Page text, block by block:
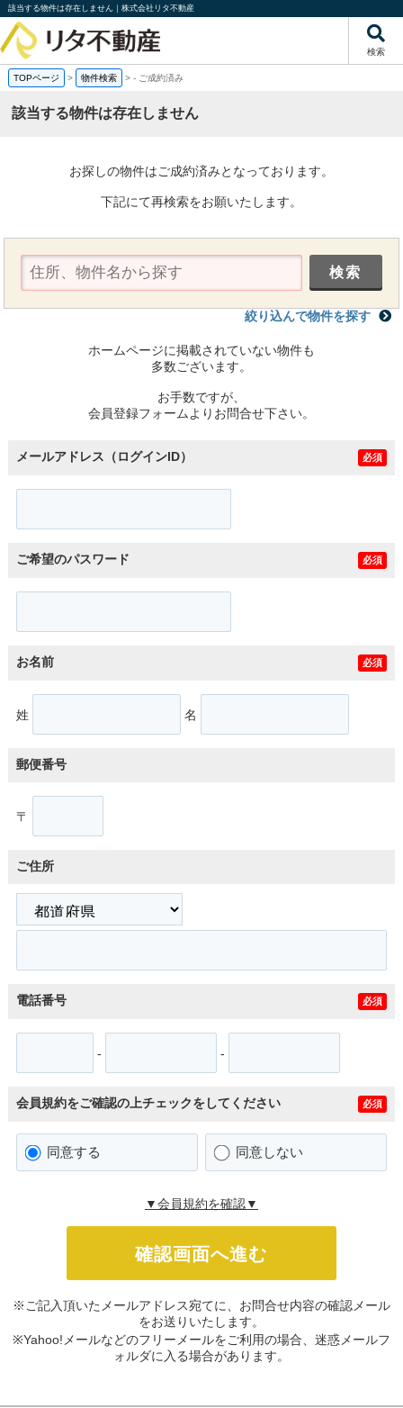
該当する物件は存在しません｜株式会社リタ不動産
検索
TOPページ > 物件検索 >- ご成約済み
該当する物件は存在しません
お探しの物件はご成約済みとなっております。
下記にて再検索をお願いたします。
絞り込んで物件を探す
ホームページに掲載されていない物件も
多数ございます。
お手数ですが、
会員登録フォームよりお問合せ下さい。
メールアドレス（ログインID） 必須
ご希望のパスワード 必須
お名前 必須
姓 名
郵便番号
〒
ご住所
電話番号 必須
- -
会員規約をご確認の上チェックをしてください 必須
同意する 同意しない
▼会員規約を確認▼
※ご記入頂いたメールアドレス宛てに、お問合せ内容の確認メール
をお送りいたします。
※Yahoo!メールなどのフリーメールをご利用の場合、迷惑メールフ
ォルダに入る場合があります。